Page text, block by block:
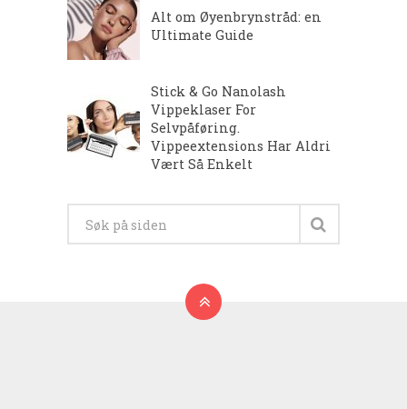
Alt om Øyenbrynstråd: en
Ultimate Guide
Stick & Go Nanolash
Vippeklaser For
Selvpåføring.
Vippeextensions Har Aldri
Vært Så Enkelt